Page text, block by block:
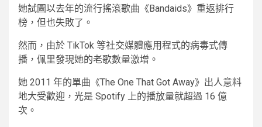
她試圖以去年的流行搖滾歌曲《Bandaids》重返排行
榜，但也失敗了。
然而，由於 TikTok 等社交媒體應用程式的病毒式傳
播，佩里發現她的老歌數量激增。
她 2011 年的單曲《The One That Got Away》出人意料
地大受歡迎，光是 Spotify 上的播放量就超過 16 億
次。